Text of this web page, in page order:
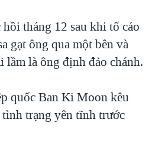
tháng 12 sau khi tố cáo
gạt ông qua một bên và
lầm là ông định đảo chánh.
quốc Ban Ki Moon kêu
trạng yên tĩnh trước